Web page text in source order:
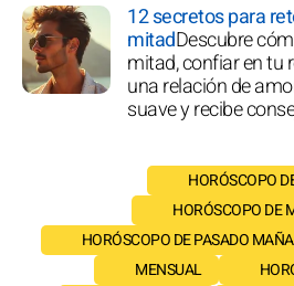
12 secretos para
mitadDescubre
mitad, confiar en tu
una relación de
suave y recibe
HORÓSCOPO
HORÓSCOPO DE
HORÓSCOPO DE PASADO
MENSUAL